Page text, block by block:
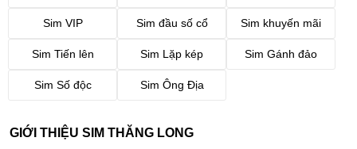
Sim VIP Sim đầu số cổ Sim khuyến mãi
Sim Tiến lên Sim Lặp kép Sim Gánh đảo
Sim Số độc Sim Ông Địa
GIỚI THIỆU SIM THĂNG LONG